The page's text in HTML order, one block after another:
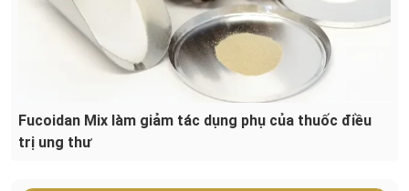
Fucoidan Mix làm giảm tác dụng phụ của thuốc điều
trị ung thư